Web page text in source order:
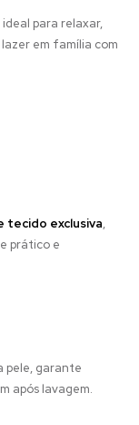
para relaxar,
em família com
tecido exclusiva,
prático e
pele, garante
após lavagem.